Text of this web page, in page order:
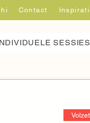
Contact
SESSIES
Volzet